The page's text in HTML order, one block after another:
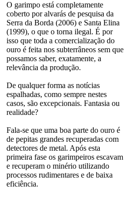
O garimpo está completamente
coberto por alvarás de pesquisa da
Serra da Borda (2006) e Santa Elina
(1999), o que o torna ilegal. É por
isso que toda a comercialização do
ouro é feita nos subterrâneos sem que
possamos saber, exatamente, a
relevância da produção.
De qualquer forma as notícias
espalhadas, como sempre nestes
casos, são excepcionais. Fantasia ou
realidade?
Fala-se que uma boa parte do ouro é
de pepitas grandes recuperadas com
detectores de metal. Após esta
primeira fase os garimpeiros escavam
e recuperam o minério utilizando
processos rudimentares e de baixa
eficiência.